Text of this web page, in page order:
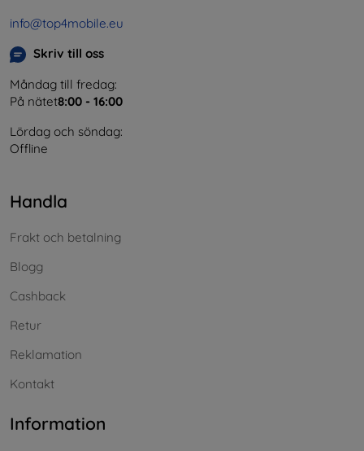
info@top4mobile.eu
Skriv till oss
Måndag till fredag:
På nätet8:00 - 16:00
Lördag och söndag:
Offline
Handla
Frakt och betalning
Blogg
Cashback
Retur
Reklamation
Kontakt
Information